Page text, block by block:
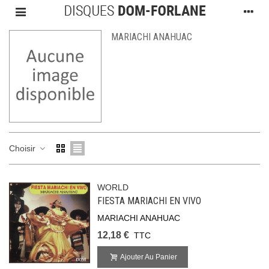
MARIACHI ANAHUAC
Choisir
WORLD
FIESTA MARIACHI EN VIVO
MARIACHI ANAHUAC
12,18 € TTC
Ajouter Au Panier